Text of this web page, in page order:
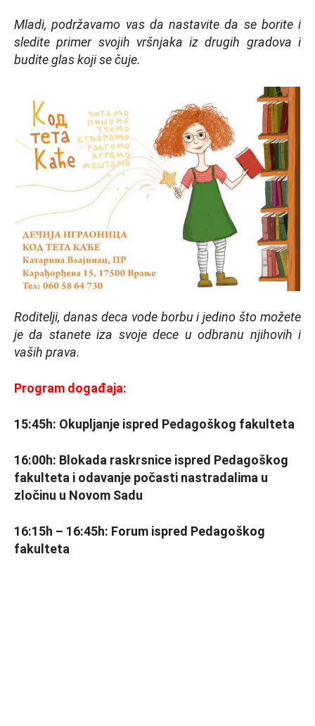
Mladi, podržavamo vas da nastavite da se borite i
sledite primer svojih vršnjaka iz drugih gradova i
budite glas koji se čuje.
Roditelji, danas deca vode borbu i jedino što možete
je da stanete iza svoje dece u odbranu njihovih i
vaših prava.
Program događaja:
15:45h: Okupljanje ispred Pedagoškog fakulteta
16:00h: Blokada raskrsnice ispred Pedagoškog
fakulteta i odavanje počasti nastradalima u
zločinu u Novom Sadu
16:15h – 16:45h: Forum ispred Pedagoškog
fakulteta